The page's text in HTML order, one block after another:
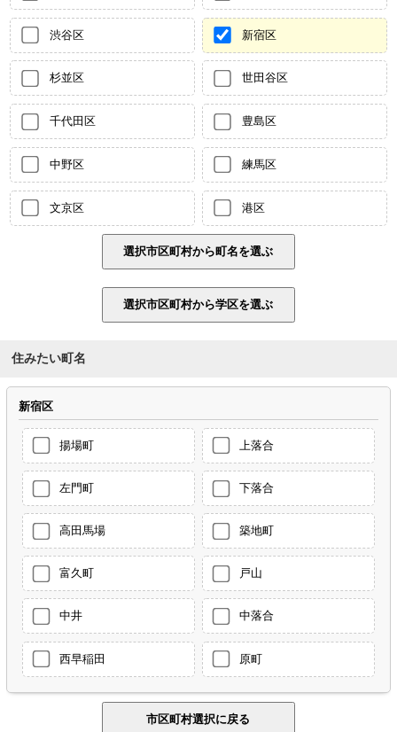
渋谷区 新宿区
杉並区 世田谷区
千代田区 豊島区
中野区 練馬区
文京区 港区
住みたい町名
新宿区
揚場町 上落合
左門町 下落合
高田馬場 築地町
富久町 戸山
中井 中落合
西早稲田 原町